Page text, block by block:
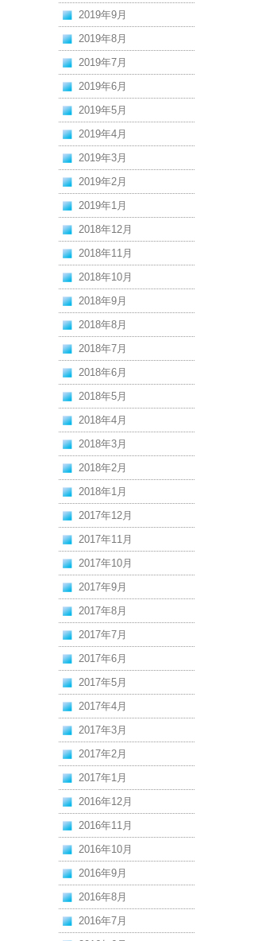
2019年9月
2019年8月
2019年7月
2019年6月
2019年5月
2019年4月
2019年3月
2019年2月
2019年1月
2018年12月
2018年11月
2018年10月
2018年9月
2018年8月
2018年7月
2018年6月
2018年5月
2018年4月
2018年3月
2018年2月
2018年1月
2017年12月
2017年11月
2017年10月
2017年9月
2017年8月
2017年7月
2017年6月
2017年5月
2017年4月
2017年3月
2017年2月
2017年1月
2016年12月
2016年11月
2016年10月
2016年9月
2016年8月
2016年7月